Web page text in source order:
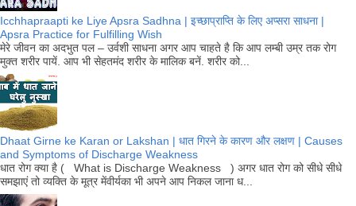
Icchhapraapti ke Liye Apsra Sadhna | इच्छाप्राप्ति के लिए अप्सरा साधना |
Apsra Practice for Fulfilling Wish
मेरे जीवन का अदभुत पल – उर्वशी साधना अगर आप चाहते है कि आप लम्बी उम्र तक रोग
मुक्त शरीर पायें. आप भी सेहतमंद शरीर के मालिक बनें. शरीर को...
Dhaat Girne ke Karan or Lakshan | धात गिरने के कारण और लक्षण | Causes
and Symptoms of Discharge Weakness
धात रोग क्या है ( What is Discharge Weakness ) अगर धात रोग को सीधे सीधे
समझाएं तो व्यक्ति के मूत्र मेंवीर्यका भी अपने आप निकल जाना ध...